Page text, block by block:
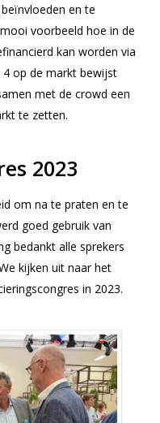
en te
voorbeeld hoe in de
kan worden via
op de markt bewijst
met de crowd een
te zetten.
2023
om na te praten en te
goed gebruik van
bedankt alle sprekers
kijken uit naar het
in 2023.